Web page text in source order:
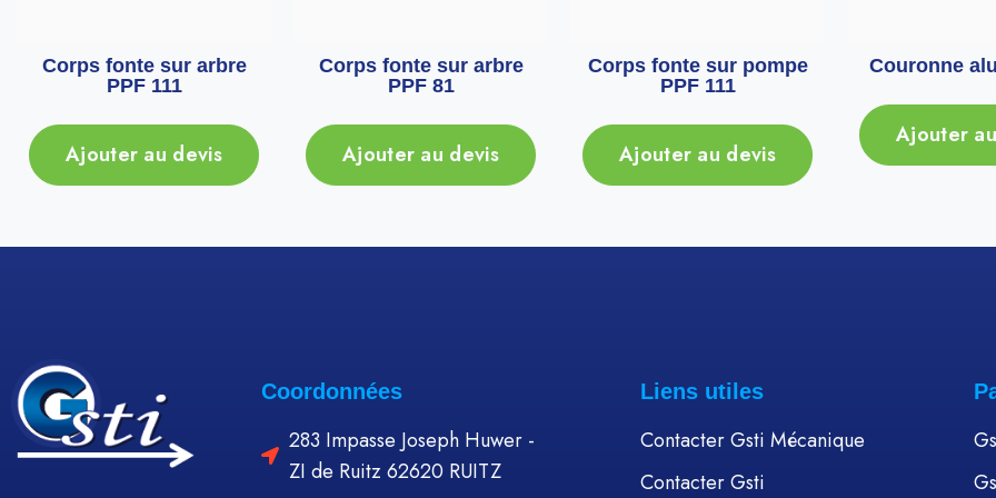
Corps fonte sur arbre
PPF 111
Ajouter au devis
Corps fonte sur arbre
PPF 81
Ajouter au devis
Corps fonte sur pompe
PPF 111
Ajouter au devis
Couronne
Ajouter
Coordonnées
283 Impasse Joseph Huwer -
ZI de Ruitz 62620 RUITZ
Liens utiles
Contacter Gsti Mécanique
Contacter Gsti